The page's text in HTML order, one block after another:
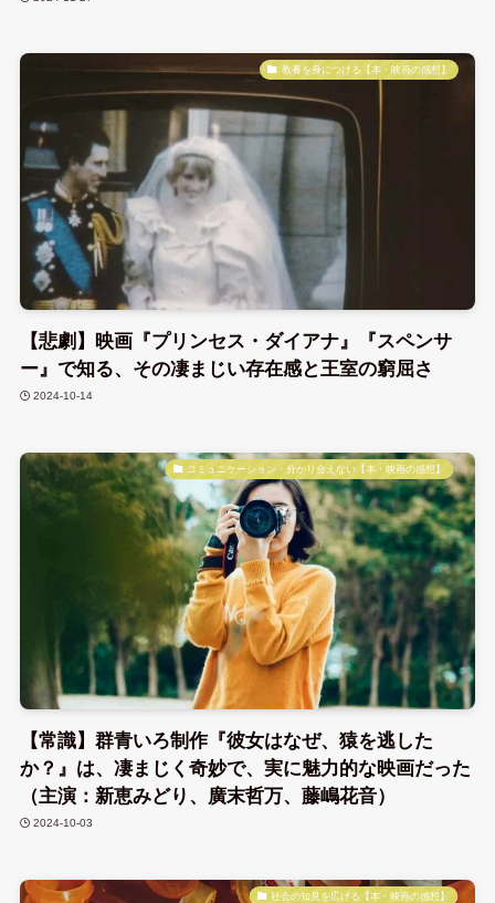
教養を身につける【本・映画の感想】
【悲劇】映画『プリンセス・ダイアナ』『スペンサ
ー』で知る、その凄まじい存在感と王室の窮屈さ
2024-10-14
コミュニケーション・分かり合えない【本・映画の感想】
【常識】群青いろ制作『彼女はなぜ、猿を逃した
か？』は、凄まじく奇妙で、実に魅力的な映画だった
（主演：新恵みどり、廣末哲万、藤嶋花音）
2024-10-03
社会の知見を広げる【本・映画の感想】